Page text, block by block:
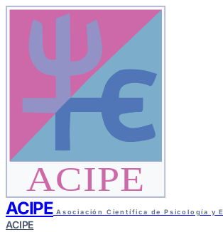
ACIPE
ACIPE Asociación Científica de Psicología y
ACIPE